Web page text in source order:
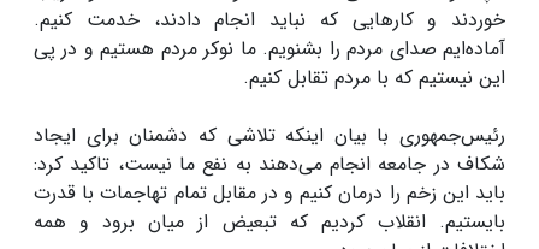
خوردند و کارهایی که نباید انجام دادند، خدمت کنیم.
آماده‌ایم صدای مردم را بشنویم. ما نوکر مردم هستیم و در پی
این نیستیم که با مردم تقابل کنیم.
رئیس‌جمهوری با بیان اینکه تلاشی که دشمنان برای ایجاد
شکاف در جامعه انجام می‌دهند به نفع ما نیست، تاکید کرد:
باید این زخم را درمان کنیم و در مقابل تمام تهاجمات با قدرت
بایستیم. انقلاب کردیم که تبعیض از میان برود و همه